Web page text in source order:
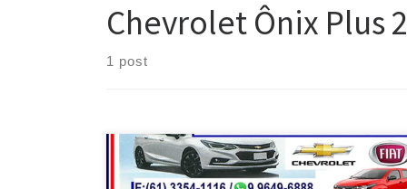
Chevrolet Ônix Plus
1 post